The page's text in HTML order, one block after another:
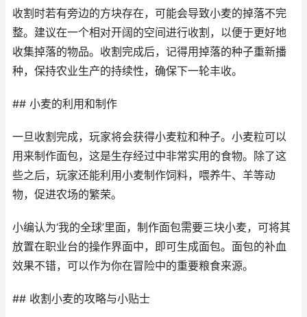
收割时若有旁边的方块存在，可能会导致小麦的掉落不完
整。建议在一个相对开阔的空间进行收割，以便于更好地
收集掉落的物品。收割完成后，记得用掉落的种子重新播
种，保持农业生产的持续性，确保下一轮丰收。
## 小麦的利用和制作
一旦收割完成，玩家将会获得小麦粒和种子。小麦粒可以
用来制作面包，这是生存经过中非常实用的食物。除了这
些之后，玩家还能利用小麦制作饲料，喂养牛、羊等动
物，促进农场的繁荣。
小编认为‘我的全球’里面，制作面包需要三块小麦，可将其
放置在职业台的操作界面中，即可生成面包。面包的补血
效果不错，可以作为你在冒险中的重要粮食来源。
## 收割小麦的攻略与小贴士